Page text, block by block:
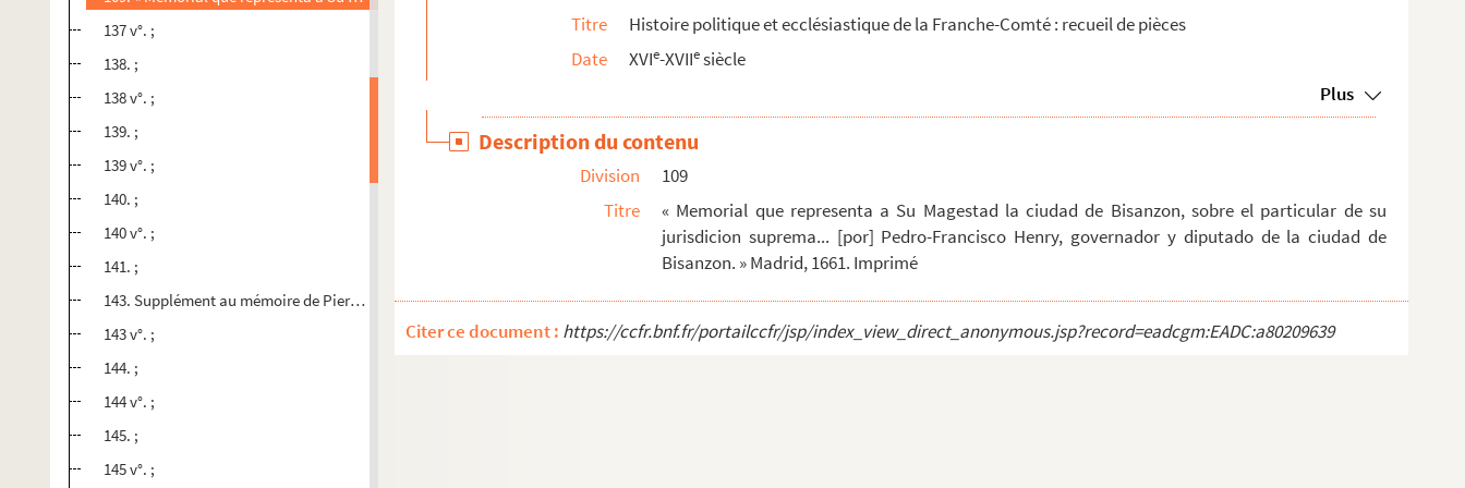
137 v°. ;
138. ;
138 v°. ;
139. ;
139 v°. ;
140. ;
140 v°. ;
141. ;
143. Supplément au mémoire de Pierre-François Henry. Imprimé. Esp.;
143 v°. ;
144. ;
144 v°. ;
145. ;
145 v°. ;
Titre
Histoire politique et ecclésiastique de la Franche-Comté : recueil de pièces
Date
XVIe-XVIIesiècle
Plus
Description du contenu
Division
109
Titre
« Memorial que representa a Su Magestad la ciudad de Bisanzon, sobre el particular de su
jurisdicion suprema... [por] Pedro-Francisco Henry, governador y diputado de la ciudad de
Bisanzon. » Madrid, 1661. Imprimé
Citer ce document : https://ccfr.bnf.fr/portailccfr/jsp/index_view_direct_anonymous.jsp?record=eadcgm:EADC:a80209639